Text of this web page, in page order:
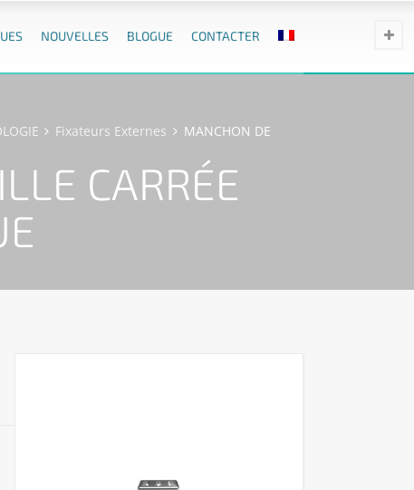
NOUVELLES BLOGUE CONTACTER
Fixateurs Externes MANCHON DE
CARRÉE